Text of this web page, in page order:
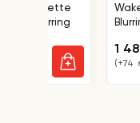
Eye Palette
In Fig Blurring
1
(+74